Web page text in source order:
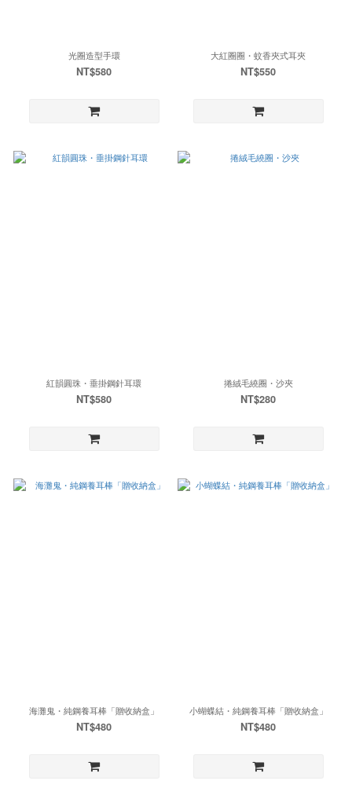
光圈造型手環
NT$580
大紅圈圈・蚊香夾式耳夾
NT$550
紅韻圓珠・垂掛鋼針耳環
NT$580
捲絨毛繞圈・沙夾
NT$280
海灘鬼・純鋼養耳棒「贈收納盒」
NT$480
小蝴蝶結・純鋼養耳棒「贈收納盒」
NT$480